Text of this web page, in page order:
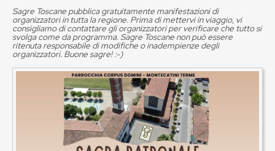
Sagre Toscane pubblica gratuitamente manifestazioni di
organizzatori in tutta la regione. Prima di mettervi in viaggio, vi
consigliamo di contattare gli organizzatori per verificare che tutto si
svolga come da programma. Sagre Toscane non può essere
ritenuta responsabile di modifiche o inadempienze degli
organizzatori. Buone sagre! :-)